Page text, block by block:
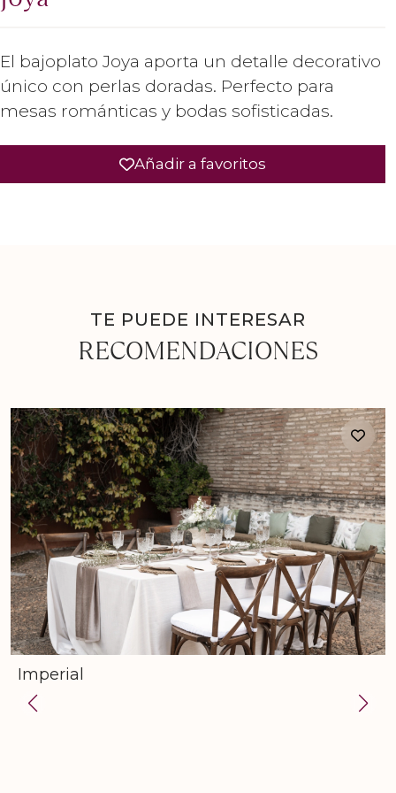
El bajoplato Joya aporta un detalle decorativo
único con perlas doradas. Perfecto para
mesas románticas y bodas sofisticadas.
Añadir a favoritos
TE PUEDE INTERESAR
RECOMENDACIONES
Imperial